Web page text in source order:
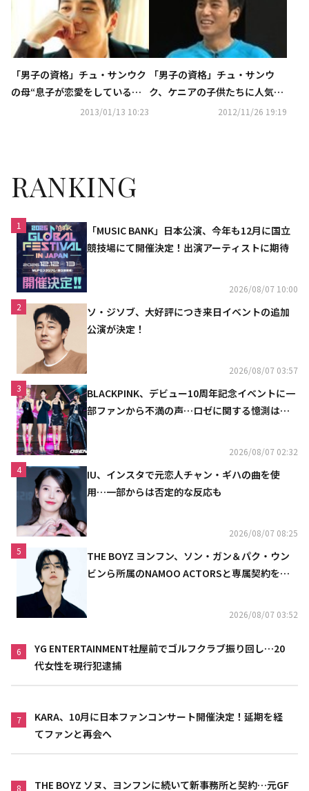
「男子の資格」チュ・サンウク
の母“息子が恋愛をしている時
は、部屋の中でこそこそ電話”
2013/01/13 10:23
「男子の資格」チュ・サンウ
ク、ケニアの子供たちに人気爆
発！“ケニアスタイル”2012/11/26 19:19
RANKING
1
「MUSIC BANK」日本公演、今年も12月に国立
競技場にて開催決定！出演アーティストに期待
2026/08/07 10:00
2
ソ・ジソブ、大好評につき来日イベントの追加
公演が決定！
2026/08/07 03:57
3
BLACKPINK、デビュー10周年記念イベントに一
部ファンから不満の声…ロゼに関する憶測は否
2026/08/07 02:32
4
IU、インスタで元恋人チャン・ギハの曲を使
用…一部からは否定的な反応も
2026/08/07 08:25
5
THE BOYZ ヨンフン、ソン・ガン＆パク・ウン
ビンら所属のNAMOO ACTORSと専属契約を締
2026/08/07 03:52
6
YG ENTERTAINMENT社屋前でゴルフクラブ振り回し…20
代女性を現行犯逮捕
7
KARA、10月に日本ファンコンサート開催決定！延期を経
てファンと再会へ
8
THE BOYZ ソヌ、ヨンフンに続いて新事務所と契約…元GF